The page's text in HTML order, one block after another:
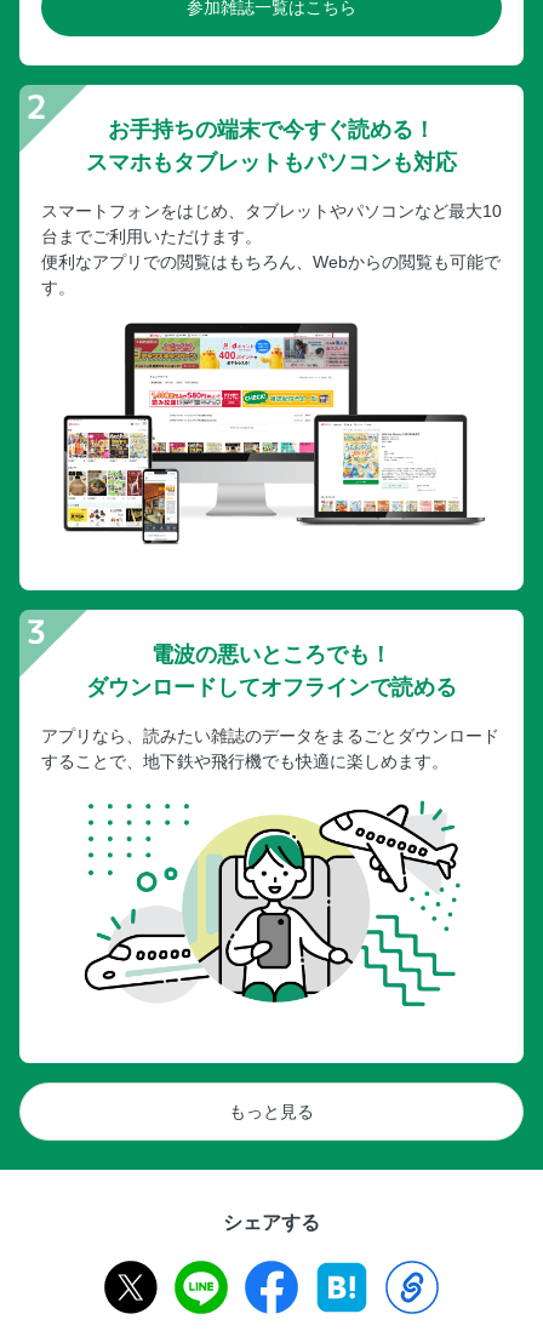
参加雑誌一覧はこちら
お手持ちの端末で今すぐ読める！
スマホもタブレットもパソコンも対応
スマートフォンをはじめ、タブレットやパソコンなど最大10
台までご利用いただけます。
便利なアプリでの閲覧はもちろん、Webからの閲覧も可能で
す。
電波の悪いところでも！
ダウンロードしてオフラインで読める
アプリなら、読みたい雑誌のデータをまるごとダウンロード
することで、地下鉄や飛行機でも快適に楽しめます。
もっと見る
シェアする